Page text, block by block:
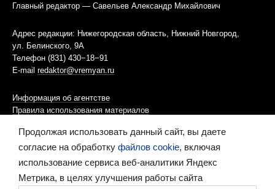
Главный редактор — Савельев Александр Михайлович
Адрес редакции: Нижегородская область, Нижний Новгород,
ул. Белинского, 9А
Телефон (831) 430−18−91
E-mail redaktor@vremyan.ru
Информация об агентстве
Правила использования материалов
Информационная политика использования «cookies»-файлов
Ресурс содержит материалы 16+
Продолжая использовать данный сайт, вы даете
согласие на обработку файлов cookie, включая
использование сервиса веб-аналитики Яндекс
Метрика, в целях улучшения работы сайта